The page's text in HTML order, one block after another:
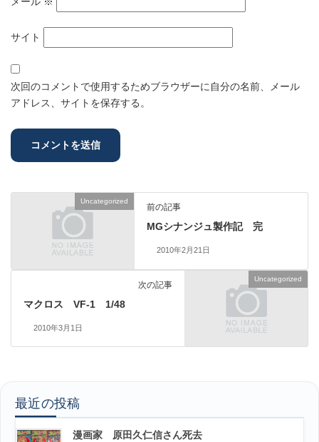
サイト
次回のコメントで使用するためブラウザーに自分の名前、メール
アドレス、サイトを保存する。
Uncategorized
前の記事
MGシナンジュ製作記 完
2010年2月21日
Uncategorized
次の記事
マクロス VF-1 1/48
2010年3月1日
最近の投稿
漫画家 原田久仁信さん死去